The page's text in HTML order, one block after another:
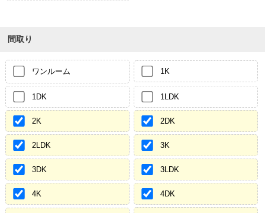
間取り
ワンルーム 1K
1DK 1LDK
2K 2DK
2LDK 3K
3DK 3LDK
4K 4DK